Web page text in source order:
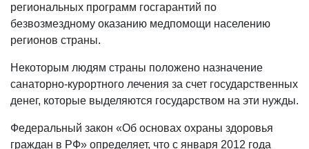
региональных программ госгарантий по
безвозмездному оказанию медпомощи населению
регионов страны.
Некоторым людям страны положено назначение
санаторно-курортного лечения за счет государственных
денег, которые выделяются государством на эти нужды.
Федеральный закон «Об основах охраны здоровья
граждан в РФ» определяет, что с января 2012 года